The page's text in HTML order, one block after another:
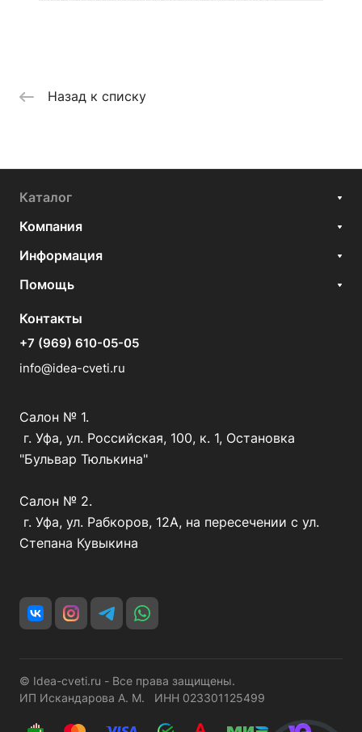
Назад к списку
Каталог
Компания
Информация
Помощь
Контакты
+7 (969) 610-05-05
info@idea-cveti.ru
Салон № 1.
г. Уфа, ул. Российская, 100, к. 1, Остановка
"Бульвар Тюлькина"
Салон № 2.
г. Уфа, ул. Рабкоров, 12А, на пересечении с ул.
Степана Кувыкина
© Idea-cveti.ru - Все права защищены.
ИП Искандарова А. М. ИНН 023301125499